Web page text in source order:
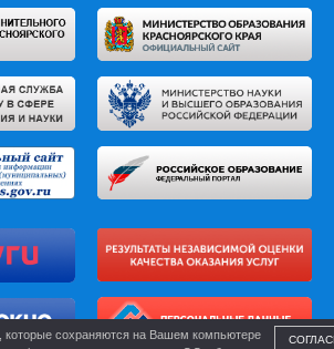
сохраняются на Вашем компьютере